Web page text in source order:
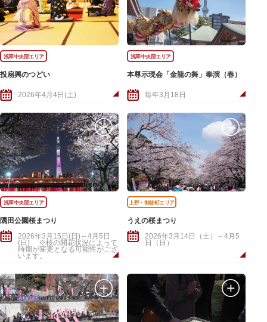
浅草中央部エリア
投扇興のつどい
2026年4月4日(土)
浅草中央部エリア
本尊示現会「金龍の舞」奉演（春）
毎年3月18日
浅草中央部エリア
隅田公園桜まつり
2026年3月15日(日)～4月5日
(日) ※桜の開花状況によって
時期が変更となる可能性がござ
います。
上野・御徒町エリア
うえの桜まつり
2026年3月14日（土）～4月5
日（日）